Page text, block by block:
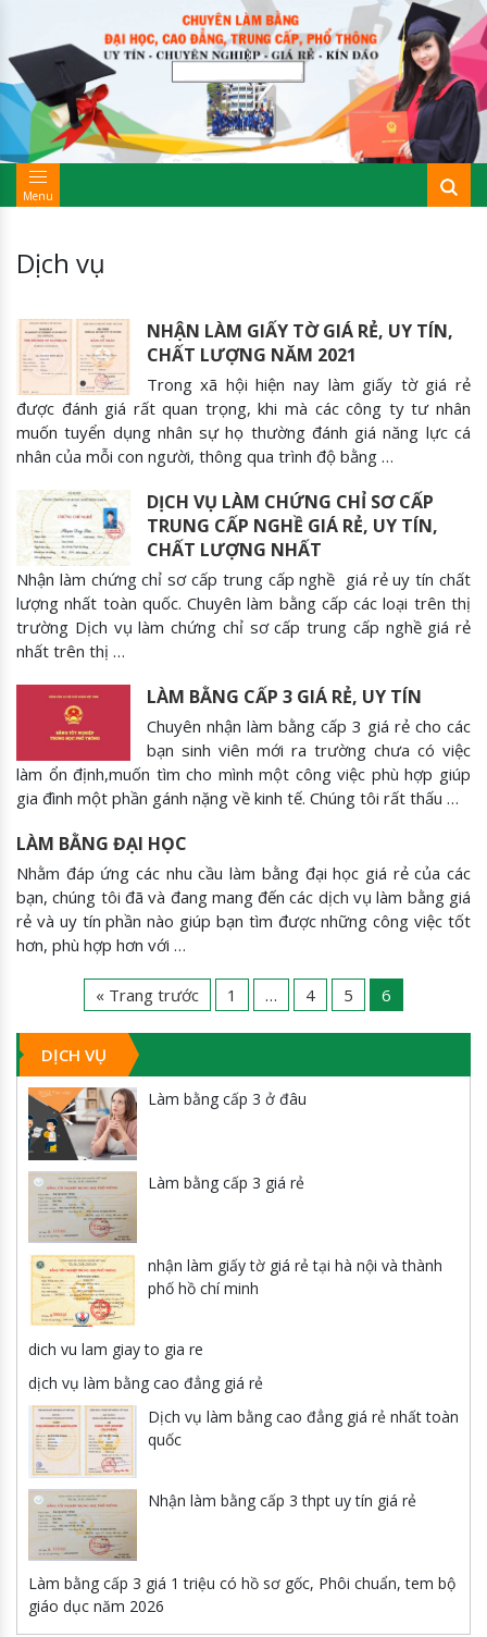
Menu
Dịch vụ
NHẬN LÀM GIẤY TỜ GIÁ RẺ, UY TÍN,
CHẤT LƯỢNG NĂM 2021
Trong xã hội hiện nay làm giấy tờ giá rẻ
được đánh giá rất quan trọng, khi mà các công ty tư nhân
muốn tuyển dụng nhân sự họ thường đánh giá năng lực cá
nhân của mỗi con người, thông qua trình độ bằng …
DỊCH VỤ LÀM CHỨNG CHỈ SƠ CẤP
TRUNG CẤP NGHỀ GIÁ RẺ, UY TÍN,
CHẤT LƯỢNG NHẤT
Nhận làm chứng chỉ sơ cấp trung cấp nghề giá rẻ uy tín chất
lượng nhất toàn quốc. Chuyên làm bằng cấp các loại trên thị
trường Dịch vụ làm chứng chỉ sơ cấp trung cấp nghề giá rẻ
nhất trên thị …
LÀM BẰNG CẤP 3 GIÁ RẺ, UY TÍN
Chuyên nhận làm bằng cấp 3 giá rẻ cho các
bạn sinh viên mới ra trường chưa có việc
làm ổn định,muốn tìm cho mình một công việc phù hợp giúp
gia đình một phần gánh nặng về kinh tế. Chúng tôi rất thấu …
LÀM BẰNG ĐẠI HỌC
Nhằm đáp ứng các nhu cầu làm bằng đại học giá rẻ của các
bạn, chúng tôi đã và đang mang đến các dịch vụ làm bằng giá
rẻ và uy tín phần nào giúp bạn tìm được những công việc tốt
hơn, phù hợp hơn với …
« Trang trước 1 … 4 5 6
DỊCH VỤ
Làm bằng cấp 3 ở đâu
Làm bằng cấp 3 giá rẻ
nhận làm giấy tờ giá rẻ tại hà nội và thành
phố hồ chí minh
dich vu lam giay to gia re
dịch vụ làm bằng cao đẳng giá rẻ
Dịch vụ làm bằng cao đẳng giá rẻ nhất toàn
quốc
Nhận làm bằng cấp 3 thpt uy tín giá rẻ
Làm bằng cấp 3 giá 1 triệu có hồ sơ gốc, Phôi chuẩn, tem bộ
giáo dục năm 2026